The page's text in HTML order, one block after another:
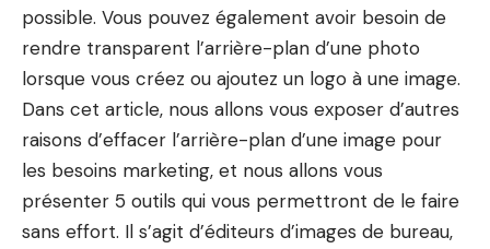
possible. Vous pouvez également avoir besoin de
rendre transparent l’arrière-plan d’une photo
lorsque vous créez ou ajoutez un logo à une image.
Dans cet article, nous allons vous exposer d’autres
raisons d’effacer l’arrière-plan d’une image pour
les besoins marketing, et nous allons vous
présenter 5 outils qui vous permettront de le faire
sans effort. Il s’agit d’éditeurs d’images de bureau,